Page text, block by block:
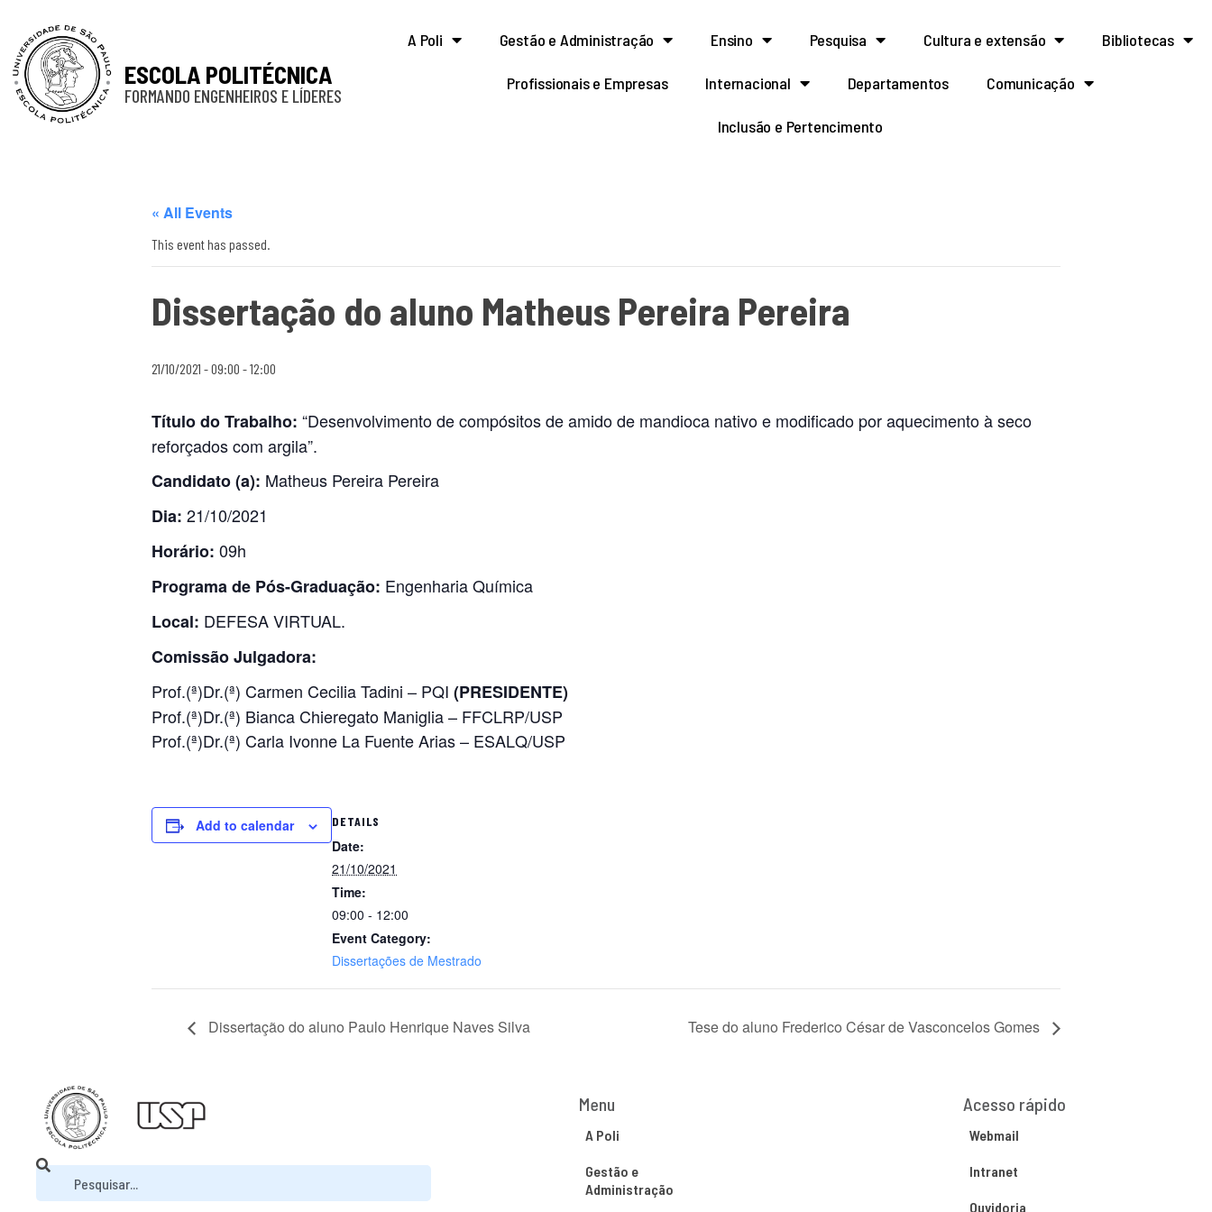
ESCOLA POLITÉCNICA
FORMANDO ENGENHEIROS E LÍDERES
A Poli Gestão e Administração Ensino Pesquisa Cultura e extensão Bibliotecas
Profissionais e Empresas Internacional Departamentos Comunicação
Inclusão e Pertencimento
« All Events
This event has passed.
Dissertação do aluno Matheus Pereira Pereira
21/10/2021 - 09:00 -12:00
Título do Trabalho: “Desenvolvimento de compósitos de amido de mandioca nativo e modificado por aquecimento à seco
reforçados com argila”.
Candidato (a): Matheus Pereira Pereira
Dia: 21/10/2021
Horário: 09h
Programa de Pós-Graduação: Engenharia Química
Local: DEFESA VIRTUAL.
Comissão Julgadora:
Prof.(ª)Dr.(ª) Carmen Cecilia Tadini – PQI (PRESIDENTE)
Prof.(ª)Dr.(ª) Bianca Chieregato Maniglia – FFCLRP/USP
Prof.(ª)Dr.(ª) Carla Ivonne La Fuente Arias – ESALQ/USP
Add to calendar DETAILS
Date:
21/10/2021
Time:
09:00 - 12:00
Event Category:
Dissertações de Mestrado
Dissertação do aluno Paulo Henrique Naves Silva Tese do aluno Frederico César de Vasconcelos Gomes
Menu
A Poli
Gestão e
Administração
Acesso rápido
Webmail
Intranet
Ouvidoria